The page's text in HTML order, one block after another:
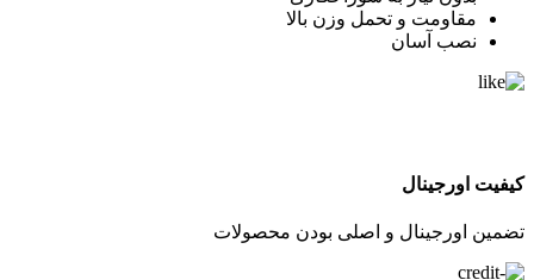
مقاومت و تحمل وزن بالا
نصب آسان
کیفیت اورجینال
تضمین اورجینال و اصلی بودن محصولات